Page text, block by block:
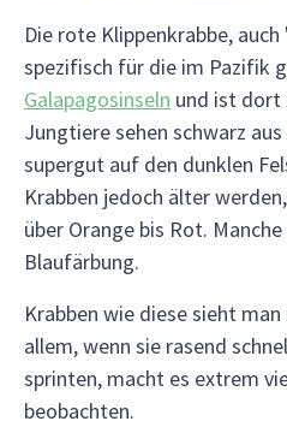
Die rote Klippenkrabbe,
spezifisch für die im Pazifik
Galapagosinseln und ist dort
Jungtiere sehen schwarz
supergut auf den dunklen
Krabben jedoch älter
über Orange bis Rot.
Blaufärbung.
Krabben wie diese sieht
allem, wenn sie rasend
sprinten, macht es extrem
beobachten.